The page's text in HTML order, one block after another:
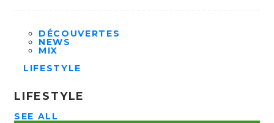
DÉCOUVERTES
NEWS
MIX
LIFESTYLE
LIFESTYLE
SEE ALL